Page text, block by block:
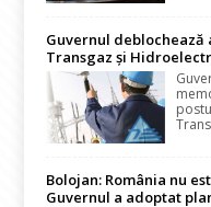
Guvernul
Transgaz și
Bolojan: România nu
Guvernul a adoptat